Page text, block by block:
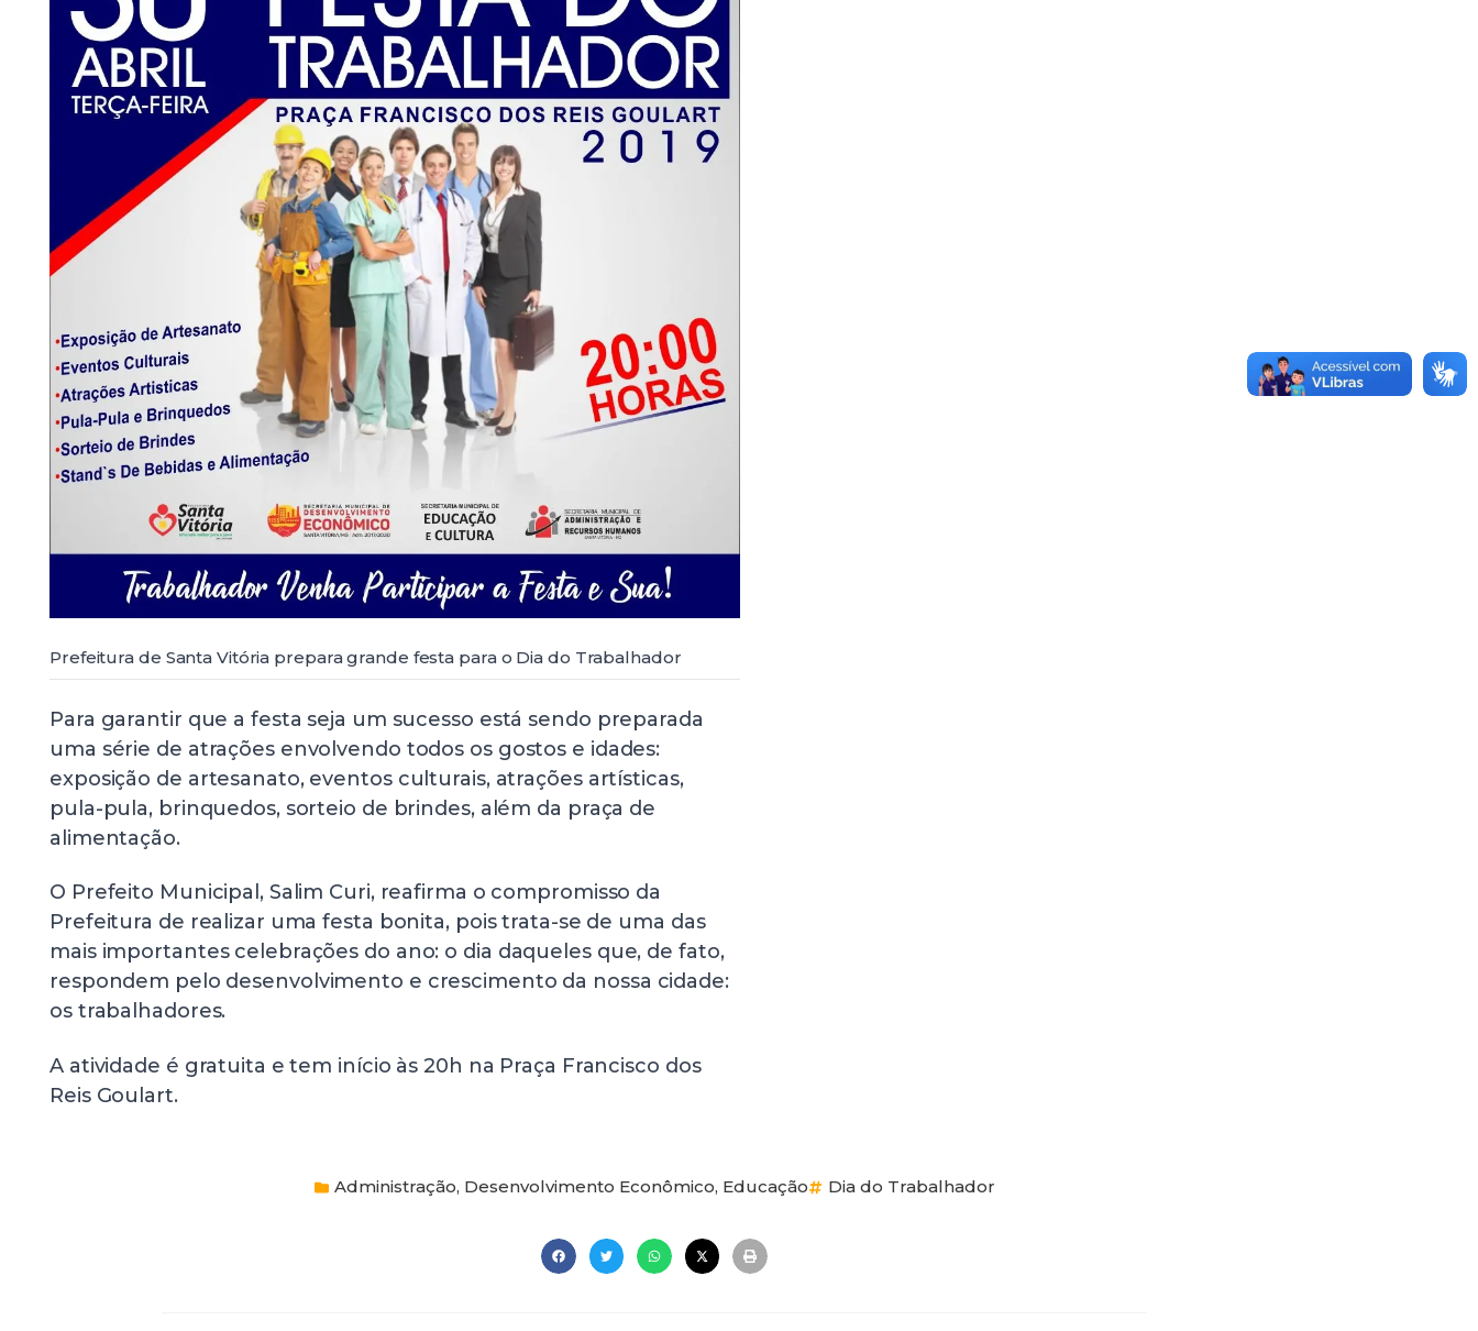
Prefeitura de Santa Vitória prepara grande festa para o Dia do Trabalhador
Para garantir que a festa seja um sucesso está sendo preparada
uma série de atrações envolvendo todos os gostos e idades:
exposição de artesanato, eventos culturais, atrações artísticas,
pula-pula, brinquedos, sorteio de brindes, além da praça de
alimentação.
O Prefeito Municipal, Salim Curi, reafirma o compromisso da
Prefeitura de realizar uma festa bonita, pois trata-se de uma das
mais importantes celebrações do ano: o dia daqueles que, de fato,
respondem pelo desenvolvimento e crescimento da nossa cidade:
os trabalhadores.
A atividade é gratuita e tem início às 20h na Praça Francisco dos
Reis Goulart.
Administração, Desenvolvimento Econômico, Educação Dia do Trabalhador